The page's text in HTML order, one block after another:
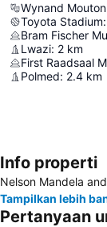
Wynand
Toyota Stadium:
Bram Fischer
Lwazi: 2 km
First Raadsaal
Polmed: 2.4 km
Info properti
Nelson Mandela
Tampilkan lebih
Pertanyaan